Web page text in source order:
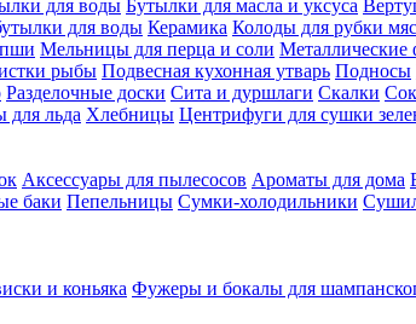
для воды Бутылки для масла и уксуса
для воды Керамика Колоды для рубки
Мельницы для перца и соли
рыбы Подвесная кухонная утварь Подносы
Разделочные доски Сита и дуршлаги Скалки
льда Хлебницы Центрифуги для сушки
Аксессуары для пылесосов Ароматы для дома
баки Пепельницы Сумки-холодильники
и коньяка Фужеры и бокалы для